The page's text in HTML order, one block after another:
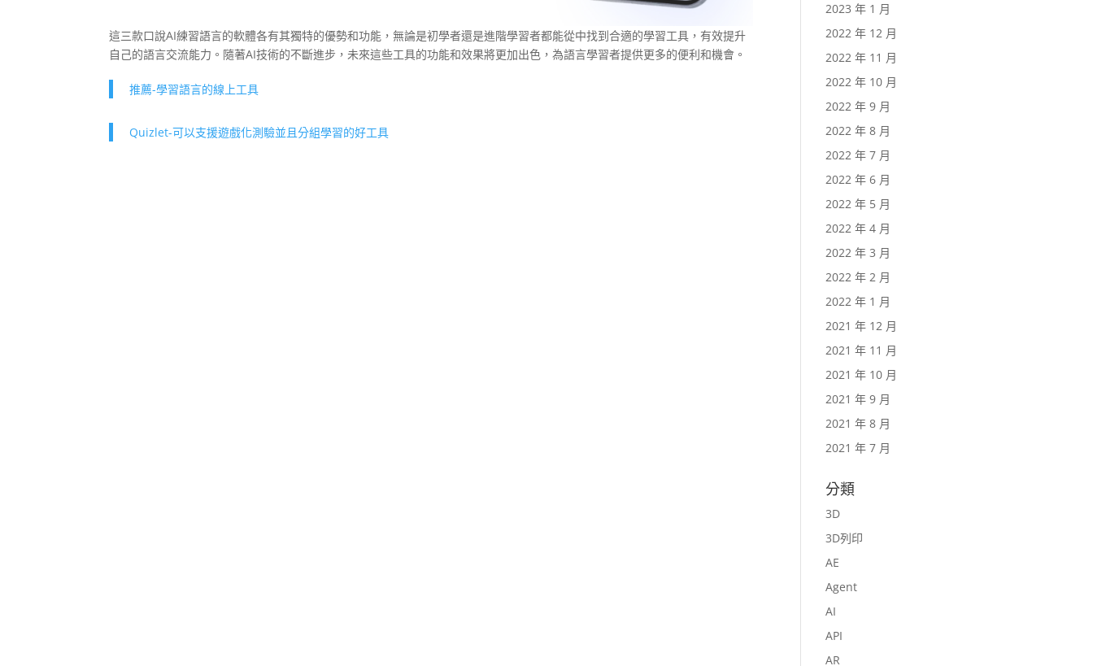
這三款口說AI練習語言的軟體各有其獨特的優勢和功能，無論是初學者還是進階學習者都能從中找到合適的學習工具，有效提升
自己的語言交流能力。隨著AI技術的不斷進步，未來這些工具的功能和效果將更加出色，為語言學習者提供更多的便利和機會。
推薦-學習語言的線上工具
Quizlet-可以支援遊戲化測驗並且分組學習的好工具
2023 年 1 月
2022 年 12 月
2022 年 11 月
2022 年 10 月
2022 年 9 月
2022 年 8 月
2022 年 7 月
2022 年 6 月
2022 年 5 月
2022 年 4 月
2022 年 3 月
2022 年 2 月
2022 年 1 月
2021 年 12 月
2021 年 11 月
2021 年 10 月
2021 年 9 月
2021 年 8 月
2021 年 7 月
分類
3D
3D列印
AE
Agent
AI
API
AR